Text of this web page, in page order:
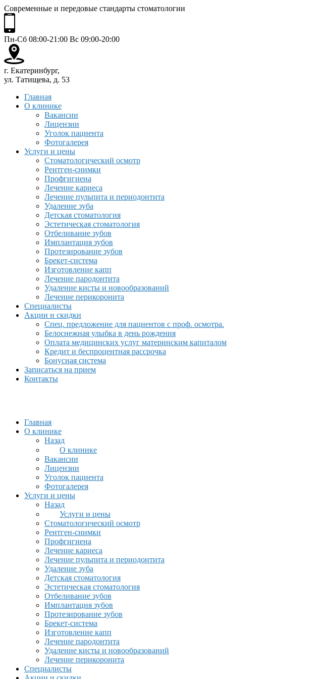
Современные и передовые стандарты стоматологии
Пн-Сб 08:00-21:00 Вс 09:00-20:00
г. Екатеринбург,
ул. Татищева, д. 53
Главная
О клинике
Вакансии
Лицензии
Уголок пациента
Фотогалерея
Услуги и цены
Стоматологический осмотр
Рентген-снимки
Профгигиена
Лечение кариеса
Лечение пульпита и периодонтита
Удаление зуба
Детская стоматология
Эстетическая стоматология
Отбеливание зубов
Имплантация зубов
Протезирование зубов
Брекет-система
Изготовление капп
Лечение пародонтита
Удаление кисты и новообразований
Лечение перикоронита
Специалисты
Акции и скидки
Спец. предложение для пациентов с проф. осмотра.
Белоснежная улыбка в день рождения
Оплата медицинских услуг материнским капиталом
Кредит и беспроцентная рассрочка
Бонусная система
Записаться на прием
Контакты
Главная
О клинике
Назад
О клинике
Вакансии
Лицензии
Уголок пациента
Фотогалерея
Услуги и цены
Назад
Услуги и цены
Стоматологический осмотр
Рентген-снимки
Профгигиена
Лечение кариеса
Лечение пульпита и периодонтита
Удаление зуба
Детская стоматология
Эстетическая стоматология
Отбеливание зубов
Имплантация зубов
Протезирование зубов
Брекет-система
Изготовление капп
Лечение пародонтита
Удаление кисты и новообразований
Лечение перикоронита
Специалисты